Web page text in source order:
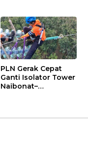
Pengolahan Hasil
Panen
PLN Gerak Cepat
Ganti Isolator Tower
Naibonat–